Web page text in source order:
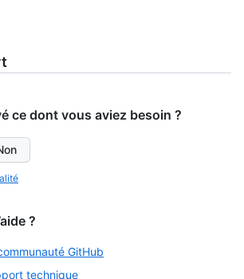
ce dont vous aviez besoin ?
?
GitHub
technique